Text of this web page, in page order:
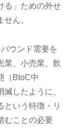
る」ための外せ
ん。
ウンド需要を
業、小売業、飲
（BtoC中
したように、
という特徴・リ
むことの必要